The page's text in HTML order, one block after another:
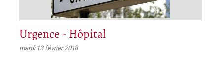
Urgence - Hôpital
mardi 13 février 2018